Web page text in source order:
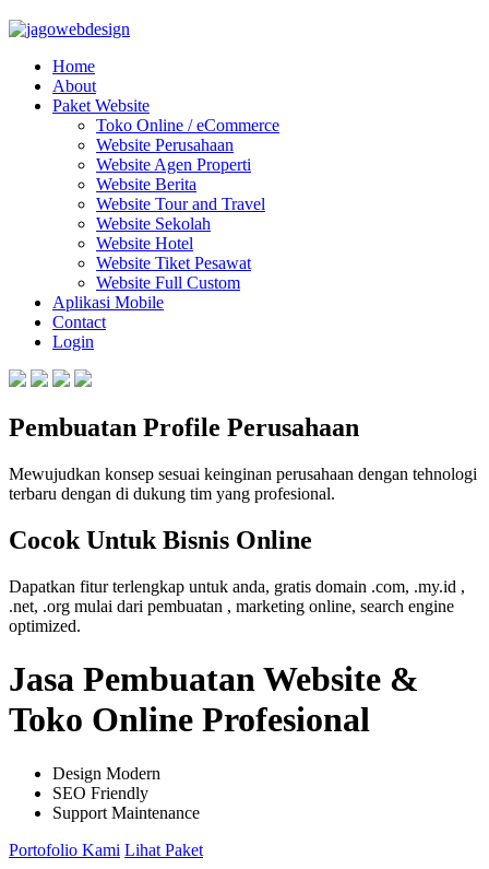
Home
About
Paket Website
Toko Online / eCommerce
Website Perusahaan
Website Agen Properti
Website Berita
Website Tour and Travel
Website Sekolah
Website Hotel
Website Tiket Pesawat
Website Full Custom
Aplikasi Mobile
Contact
Login
Pembuatan Profile Perusahaan
Mewujudkan konsep sesuai keinginan perusahaan dengan tehnologi
terbaru dengan di dukung tim yang profesional.
Cocok Untuk Bisnis Online
Dapatkan fitur terlengkap untuk anda, gratis domain .com, .my.id ,
.net, .org mulai dari pembuatan , marketing online, search engine
optimized.
Jasa Pembuatan Website &
Toko Online Profesional
Design Modern
SEO Friendly
Support Maintenance
Portofolio Kami Lihat Paket